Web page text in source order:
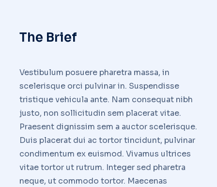
The Brief
Vestibulum posuere pharetra massa, in
scelerisque orci pulvinar in. Suspendisse
tristique vehicula ante. Nam consequat nibh
justo, non sollicitudin sem placerat vitae.
Praesent dignissim sem a auctor scelerisque.
Duis placerat dui ac tortor tincidunt, pulvinar
condimentum ex euismod. Vivamus ultrices
vitae tortor ut rutrum. Integer sed pharetra
neque, ut commodo tortor. Maecenas